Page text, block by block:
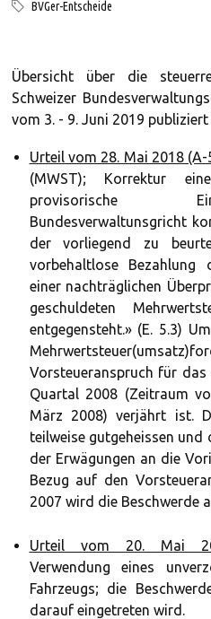
BVGer-Entscheide
Übersicht über die
Schweizer
vom 3. - 9. Juni 2019
Urteil vom 28. Mai 2018
(MWST); Korrektur
provisorische
Bundesverwaltunsgricht
der vorliegend zu
vorbehaltlose Bezahlung
einer nachträglichen
geschuldeten
entgegensteht.» (E. 5.3)
Vorsteueranspruch für
Quartal 2008 (Zeitraum
März 2008) verjährt ist.
teilweise gutgeheissen
der Erwägungen an die
Bezug auf den
2007 wird die Beschwerde
Urteil vom 20. Mai
Verwendung eines
Fahrzeugs; die
darauf eingetreten wird.